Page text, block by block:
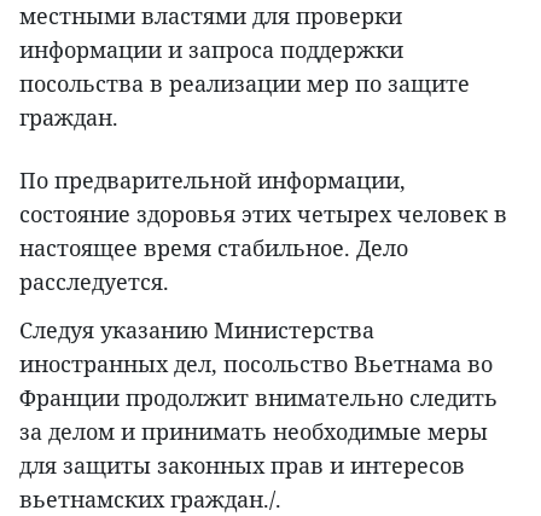
местными властями для проверки
информации и запроса поддержки
посольства в реализации мер по защите
граждан.
По предварительной информации,
состояние здоровья этих четырех человек в
настоящее время стабильное. Дело
расследуется.
Следуя указанию Министерства
иностранных дел, посольство Вьетнама во
Франции продолжит внимательно следить
за делом и принимать необходимые меры
для защиты законных прав и интересов
вьетнамских граждан./.